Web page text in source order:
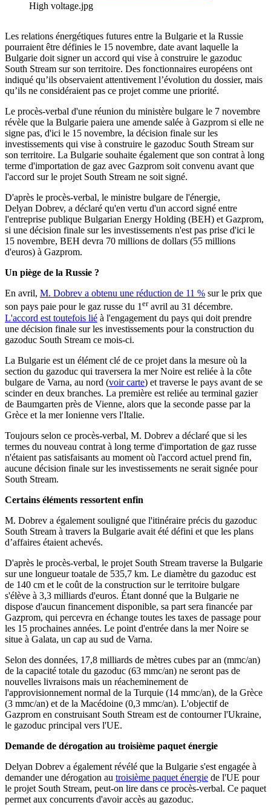
High voltage.jpg
Les relations énergétiques futures entre la Bulgarie et la Russie
pourraient être définies le 15 novembre, date avant laquelle la
Bulgarie doit signer un accord qui vise à construire le gazoduc
South Stream sur son territoire. Des fonctionnaires européens ont
indiqué qu’ils observaient attentivement l’évolution du dossier, mais
qu’ils ne considéraient pas ce projet comme une priorité.
Le procès-verbal d'une réunion du ministère bulgare le 7 novembre
révèle que la Bulgarie paiera une amende salée à Gazprom si elle ne
signe pas, d'ici le 15 novembre, la décision finale sur les
investissements qui vise à construire le gazoduc South Stream sur
son territoire. La Bulgarie souhaite également que son contrat à long
terme d'importation de gaz avec Gazprom soit convenu avant que
l'accord sur le projet South Stream ne soit signé.
D'après le procès-verbal, le ministre bulgare de l'énergie,
Delyan Dobrev, a déclaré qu'en vertu d'un accord signé entre
l'entreprise publique Bulgarian Energy Holding (BEH) et Gazprom,
si une décision finale sur les investissements n'est pas prise d'ici le
15 novembre, BEH devra 70 millions de dollars (55 millions
d'euros) à Gazprom.
Un piège de la Russie ?
En avril, M. Dobrev a obtenu une réduction de 11 % sur le prix que
son pays paie pour le gaz russe du 1eravril au 31 décembre.
L'accord est toutefois lié à l'engagement du pays qui doit prendre
une décision finale sur les investissements pour la construction du
gazoduc South Stream ce mois-ci.
La Bulgarie est un élément clé de ce projet dans la mesure où la
section du gazoduc qui traversera la mer Noire est reliée à la côte
bulgare de Varna, au nord (voir carte) et traverse le pays avant de se
scinder en deux branches. La première est reliée au terminal gazier
de Baumgarten près de Vienne, alors que la seconde passe par la
Grèce et la mer Ionienne vers l'Italie.
Toujours selon ce procès-verbal, M. Dobrev a déclaré que si les
termes du nouveau contrat à long terme d'importation de gaz russe
n'étaient pas satisfaisants au moment où l'accord actuel prend fin,
aucune décision finale sur les investissements ne serait signée pour
South Stream.
Certains éléments ressortent enfin
M. Dobrev a également souligné que l'itinéraire précis du gazoduc
South Stream à travers la Bulgarie avait été défini et que les plans
d’affaires étaient achevés.
D'après le procès-verbal, le projet South Stream traverse la Bulgarie
sur une longueur toatale de 535,7 km. Le diamètre du gazoduc est
de 140 cm et le coût de la construction sur le territoire bulgare
s'élève à 3,3 milliards d'euros. Étant donné que la Bulgarie ne
dispose d'aucun financement disponible, sa part sera financée par
Gazprom, qui percevra en échange toutes les taxes de passage pour
les 15 prochaines années. Le point d'entrée dans la mer Noire se
situe à Galata, un cap au sud de Varna.
Selon des données, 17,8 milliards de mètres cubes par an (mmc/an)
de la capacité totale du gazoduc (63 mmc/an) ne seront pas de
nouvelles livraisons mais un réacheminement de
l'approvisionnement normal de la Turquie (14 mmc/an), de la Grèce
(3 mmc/an) et de la Macédoine (0,3 mmc/an). L'objectif de
Gazprom en construisant South Stream est de contourner l'Ukraine,
le gazoduc principal vers l'UE.
Demande de dérogation au troisième paquet énergie
Delyan Dobrev a également révélé que la Bulgarie s'est engagée à
demander une dérogation au troisième paquet énergie de l'UE pour
le projet South Stream, peut-on lire dans ce procès-verbal. Ce paquet
permet aux concurrents d'avoir accès au gazoduc.